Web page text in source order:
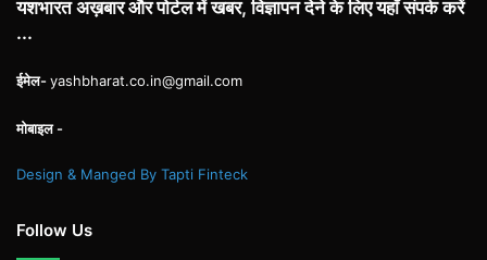
यशभारत अख़बार और पोर्टल में खबर, विज्ञापन देने के लिए यहाँ संपर्क करें
...
ईमेल-yashbharat.co.in@gmail.com
मोबाइल -
Design & Manged By Tapti Finteck
Follow Us